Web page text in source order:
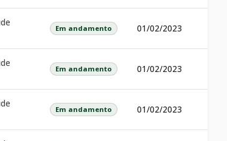
Em andamento 01/02/2023
Em andamento 01/02/2023
Em andamento 01/02/2023